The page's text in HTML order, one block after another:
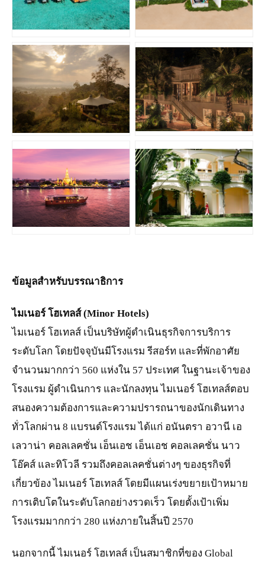
JPG
JPG JPG
PNG JPG
ข้อมูลสำหรับบรรณาธิการ
ไมเนอร์ โฮเทลส์ (Minor Hotels)
ไมเนอร์ โฮเทลส์ เป็นบริษัทผู้ดำเนินธุรกิจการบริการ
ระดับโลก โดยปัจจุบันมีโรงแรม รีสอร์ท และที่พักอาศัย
จำนวนมากกว่า 560 แห่งใน 57 ประเทศ ในฐานะเจ้าของ
โรงแรม ผู้ดำเนินการ และนักลงทุน ไมเนอร์ โฮเทลส์ตอบ
สนองความต้องการและความปรารถนาของนักเดินทาง
ทั่วโลกผ่าน 8 แบรนด์โรงแรม ได้แก่ อนันตรา อวานี เอ
เลวาน่า คอลเลคชั่น เอ็นเอช เอ็นเอช คอลเลคชั่น นาว
โอ๊คส์ และทิโวลี รวมถึงคอลเลคชั่นต่างๆ ของธุรกิจที่
เกี่ยวข้อง ไมเนอร์ โฮเทลส์ โดยมีแผนเร่งขยายเป้าหมาย
การเติบโตในระดับโลกอย่างรวดเร็ว โดยตั้งเป้าเพิ่ม
โรงแรมมากกว่า 280 แห่งภายในสิ้นปี 2570
นอกจากนี้ ไมเนอร์ โฮเทลส์ เป็นสมาชิกที่ของ Global